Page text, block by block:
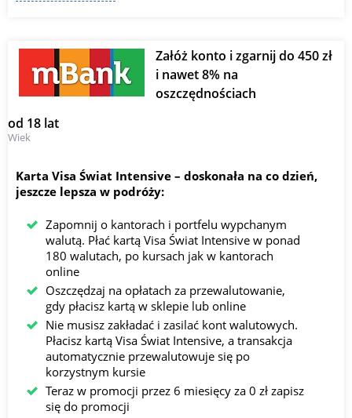
Załóż konto i zgarnij do 450 zł
i nawet 8% na
oszczędnościach
od 18 lat
Wiek
Karta Visa Świat Intensive ⁠–⁠ doskonała na co dzień,
jeszcze lepsza w podróży:
Zapomnij o kantorach i portfelu wypchanym
walutą. Płać kartą Visa Świat Intensive w ponad
180 walutach, po kursach jak w kantorach
online
Oszczędzaj na opłatach za przewalutowanie,
gdy płacisz kartą w sklepie lub online
Nie musisz zakładać i zasilać kont walutowych.
Płacisz kartą Visa Świat Intensive, a transakcja
automatycznie przewalutowuje się po
korzystnym kursie
Teraz w promocji przez 6 miesięcy za 0 zł zapisz
się do promocji